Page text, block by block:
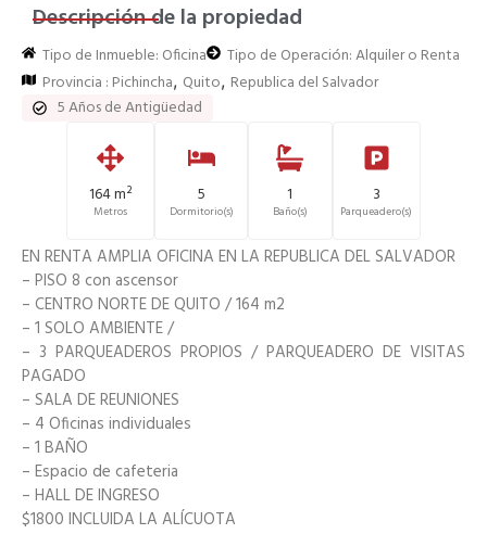
Descripción de la propiedad
Tipo de Inmueble: Oficina Tipo de Operación:Alquiler o Renta
Provincia : Pichincha, Quito, Republica del Salvador
5 Años de Antigüedad
164 m²
Metros
5
Dormitorio(s)
1
Baño(s)
3
Parqueadero(s)
EN RENTA AMPLIA OFICINA EN LA REPUBLICA DEL SALVADOR
– PISO 8 con ascensor
– CENTRO NORTE DE QUITO / 164 m2
– 1 SOLO AMBIENTE /
– 3 PARQUEADEROS PROPIOS / PARQUEADERO DE VISITAS
PAGADO
– SALA DE REUNIONES
– 4 Oficinas individuales
– 1 BAÑO
– Espacio de cafeteria
– HALL DE INGRESO
$1800 INCLUIDA LA ALÍCUOTA